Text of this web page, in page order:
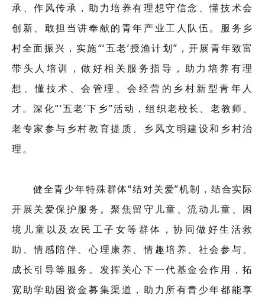
承、作风传承，助力培养有理想守信念、懂技术会
创新、敢担当讲奉献的青年产业工人队伍。服务乡
村全面振兴，实施“‘五老’授渔计划”，开展青年致富
带头人培训，做好相关服务指导，助力培养有理
想、懂技术、会管理、会经营的乡村新型青年人
才。深化“‘五老’下乡”活动，组织老校长、老教师、
老专家参与乡村教育提质、乡风文明建设和乡村治
理。
健全青少年特殊群体“结对关爱”机制，结合实际
开展关爱保护服务。聚焦留守儿童、流动儿童、困
境儿童以及农民工子女等群体，协同做好生活救
助、情感陪伴、心理康养、情趣培养、社会参与、
成长引导等服务。发挥关心下一代基金会作用，拓
宽助学助困资金募集渠道，助力所有青少年都能享